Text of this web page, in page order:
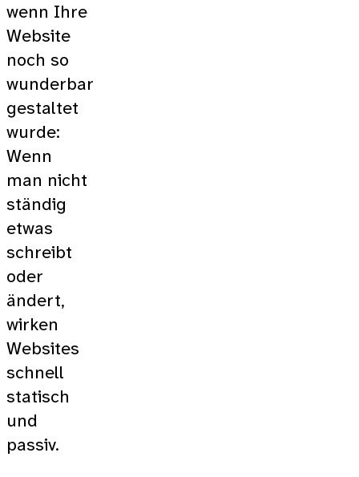
wenn Ihre
Website
noch so
wunderbar
gestaltet
wurde:
Wenn
man nicht
ständig
etwas
schreibt
oder
ändert,
wirken
Websites
schnell
statisch
und
passiv.